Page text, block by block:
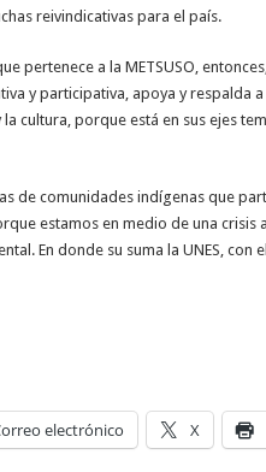
reivindicativas para el país.
pertenece a la METSUSO,
y participativa, apoya y respalda
cultura, porque está en sus ejes
de comunidades indígenas que
estamos en medio de una crisis
En donde su suma la UNES, con
electrónico X